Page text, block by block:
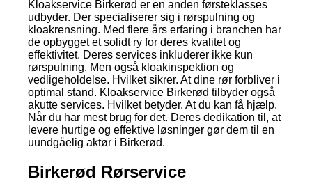
Kloakservice Birkerød er en anden førsteklasses
udbyder. Der specialiserer sig i rørspulning og
kloakrensning. Med flere års erfaring i branchen har
de opbygget et solidt ry for deres kvalitet og
effektivitet. Deres services inkluderer ikke kun
rørspulning. Men også kloakinspektion og
vedligeholdelse. Hvilket sikrer. At dine rør forbliver i
optimal stand. Kloakservice Birkerød tilbyder også
akutte services. Hvilket betyder. At du kan få hjælp.
Når du har mest brug for det. Deres dedikation til, at
levere hurtige og effektive løsninger gør dem til en
uundgåelig aktør i Birkerød.
Birkerød Rørservice